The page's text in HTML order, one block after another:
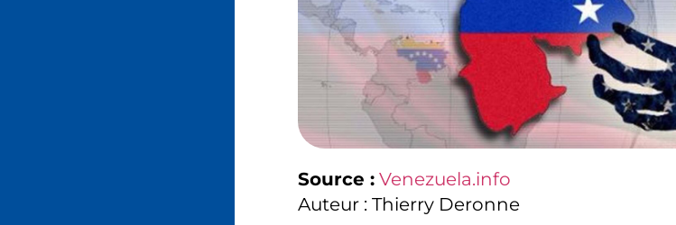
Source : Venezuela.info
Auteur : Thierry Deronne